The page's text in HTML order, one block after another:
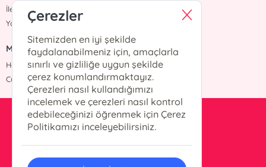
İletişim
Yardım
MÜŞTERİ HİZMETLERİ
Hafta içi :09:00 - 18:00
Cumartesi :09:00 - 18:00
info@okurkitap.com
90 544 522 45 05
Çerezler
Sitemizden en iyi şekilde
faydalanabilmeniz için, amaçlarla
sınırlı ve gizliliğe uygun şekilde
çerez konumlandırmaktayız.
Çerezleri nasıl kullandığımızı
incelemek ve çerezleri nasıl kontrol
edebileceğinizi öğrenmek için Çerez
Politikamızı inceleyebilirsiniz.